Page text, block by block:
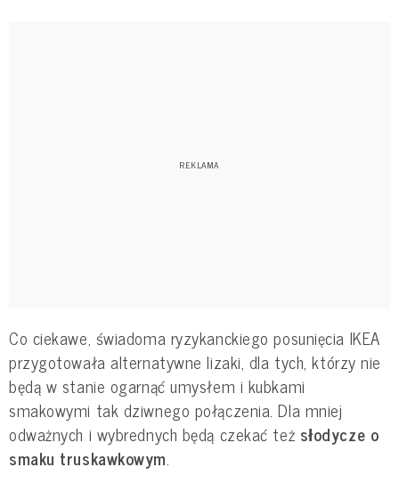
Co ciekawe, świadoma ryzykanckiego posunięcia IKEA
przygotowała alternatywne lizaki, dla tych, którzy nie
będą w stanie ogarnąć umysłem i kubkami
smakowymi tak dziwnego połączenia. Dla mniej
odważnych i wybrednych będą czekać też słodycze o
smaku truskawkowym.